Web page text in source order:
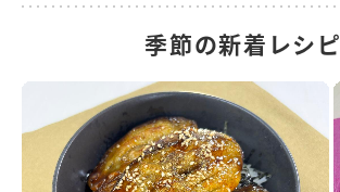
季節の新着レシピ